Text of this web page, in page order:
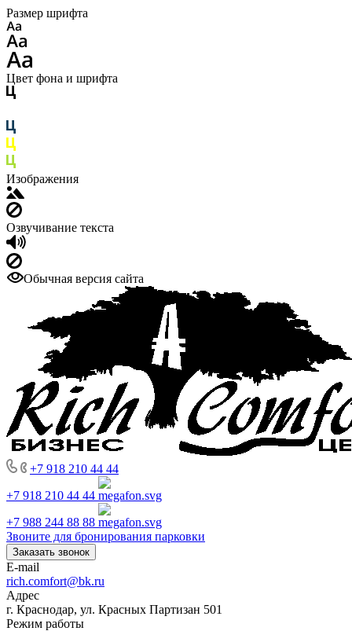
Размер шрифта
Цвет фона и шрифта
Изображения
Озвучивание текста
Обычная версия сайта
+7 918 210 44 44
+7 918 210 44 44
+7 988 244 88 88
Звоните для бронирования парковки
Заказать звонок
E-mail
rich.comfort@bk.ru
Адрес
г. Краснодар, ул. Красных Партизан 501
Режим работы